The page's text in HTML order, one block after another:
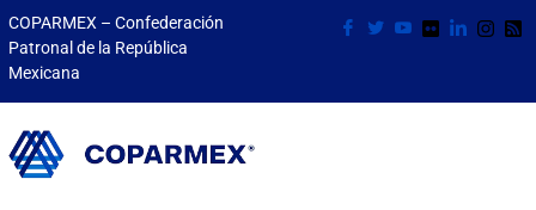
COPARMEX – Confederación
Patronal de la República
Mexicana